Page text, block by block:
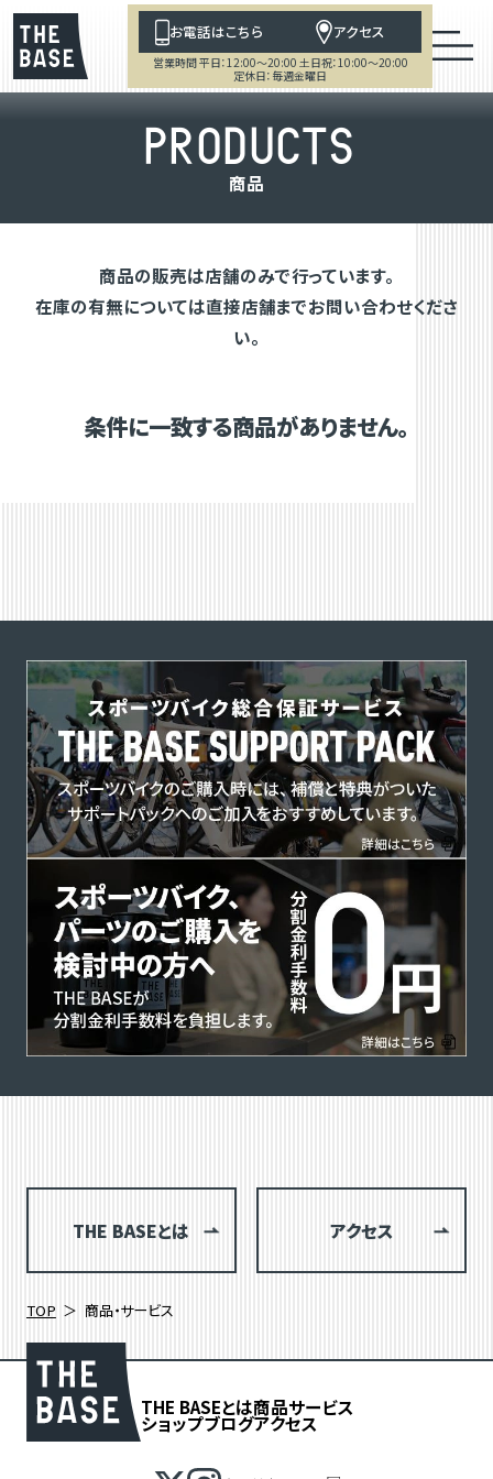
お電話はこちら アクセス
営業時間 平日：12:00～20:00 土日祝：10:00～20:00
定休日：毎週金曜日
PRODUCTS
商品
商品の販売は店舗のみで行っています。
在庫の有無については直接店舗までお問い合わせくださ
い。
条件に一致する商品がありません。
THE BASEとは アクセス
TOP 商品・サービス
THE BASEとは商品サービス
ショップブログアクセス